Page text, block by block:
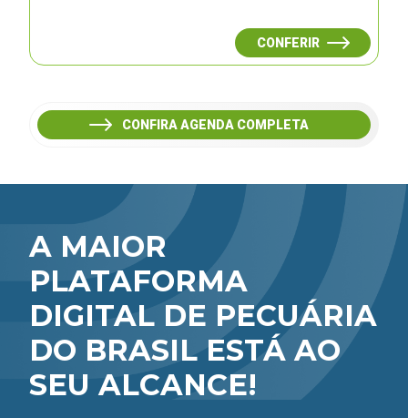
CONFERIR
CONFIRA AGENDA COMPLETA
A MAIOR
PLATAFORMA
DIGITAL DE PECUÁRIA
DO BRASIL ESTÁ AO
SEU ALCANCE!